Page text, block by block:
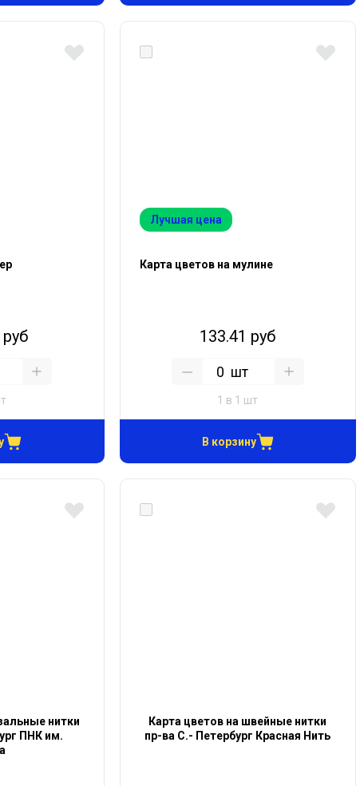
Лучшая цена
Карта цветов на мулине
133.41 руб
шт
1 в 1 шт
В корзину
нитки
ПНК им.
Карта цветов на швейные нитки
пр-ва С.- Петербург Красная Нить